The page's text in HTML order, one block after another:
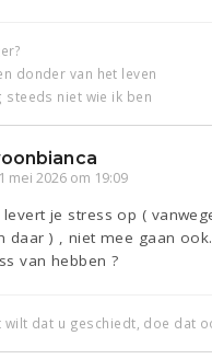
donder van het leven
steeds niet wie ik ben
mei 2026 om 19:09
levert je stress op (
daar ) , niet mee gaan
van hebben ?
wilt dat u geschiedt, doe dat